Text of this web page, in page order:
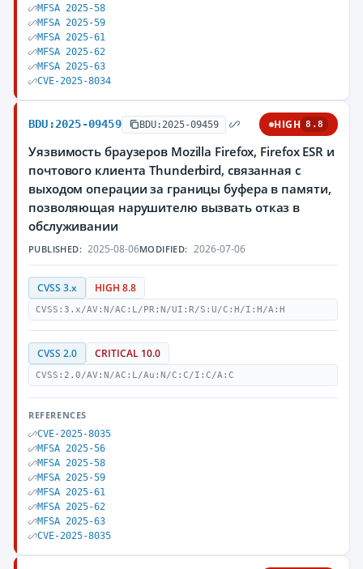
MFSA 2025-58
MFSA 2025-59
MFSA 2025-61
MFSA 2025-62
MFSA 2025-63
CVE-2025-8034
BDU:2025-09459 BDU:2025-09459 HIGH 8.8
Уязвимость браузеров Mozilla Firefox, Firefox ESR и
почтового клиента Thunderbird, связанная с
выходом операции за границы буфера в памяти,
позволяющая нарушителю вызвать отказ в
обслуживании
PUBLISHED: 2025-08-06MODIFIED: 2026-07-06
CVSS 3.x HIGH 8.8
CVSS:3.x/AV:N/AC:L/PR:N/UI:R/S:U/C:H/I:H/A:H
CVSS 2.0 CRITICAL 10.0
CVSS:2.0/AV:N/AC:L/Au:N/C:C/I:C/A:C
REFERENCES
CVE-2025-8035
MFSA 2025-56
MFSA 2025-58
MFSA 2025-59
MFSA 2025-61
MFSA 2025-62
MFSA 2025-63
CVE-2025-8035